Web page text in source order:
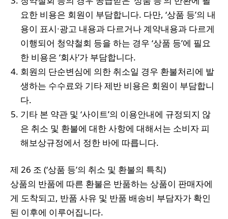
요한 비용은 회원이 부담합니다. 다만, ‘상품 등’의 내
용이 표시∙광고 내용과 다르거나 계약내용과 다르게
이행되어 청약철회 등을 하는 경우 ‘상품 등’에 필요
한 비용은 ‘회사’가 부담합니다.
회원의 단순변심에 의한 취소일 경우 환불처리에 발
생하는 수수료와 기타 제반 비용은 회원이 부담합니
다.
기타 본 약관 및 ‘사이트’의 이용안내에 규정되지 않
은 취소 및 환불에 대한 사항에 대해서는 소비자 피
해보상규정에서 정한 바에 따릅니다.
제 26 조 (‘상품 등’의 취소 및 환불의 특칙)
상품의 반품에 따른 환불은 반품하는 상품이 판매자에
게 도착되고, 반품 사유 및 반품 배송비 부담자가 확인
된 이후에 이루어집니다.